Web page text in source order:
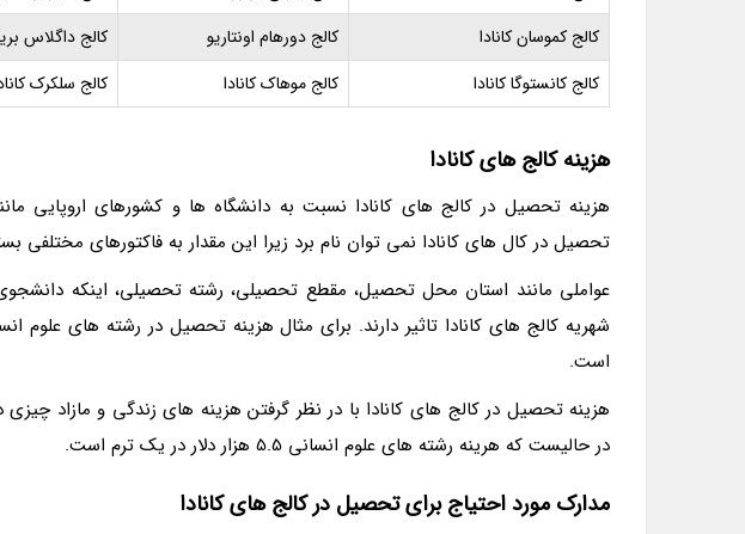
کالج کموسان کانادا
کالج دورهام اونتاریو کالج داگلاس
کالج کانستوگا کانادا
کالج موهاک کانادا کالج سلکرک
هزینه کالج های کانادا
هزینه تحصیل در کالج های کانادا نسبت به دانشگاه ها و کشورهای اروپایی
تحصیل در کال های کانادا نمی توان نام برد زیرا این مقدار به فاکتورهای مختلفی
عواملی مانند استان محل تحصیل، مقطع تحصیلی، رشته تحصیلی، اینکه
شهریه کالج های کانادا تاثیر دارند. برای مثال هزینه تحصیل در رشته های علوم
است.
در حالیست که هرینه رشته های علوم انسانی 5.5 هزار دلار در یک ترم است.
مدارک مورد احتیاج برای تحصیل در کالج های کانادا